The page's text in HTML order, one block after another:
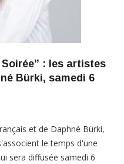
: les artistes
Bürki, samedi 6
et de Daphné Bürki,
le temps d'une
sera diffusée samedi 6